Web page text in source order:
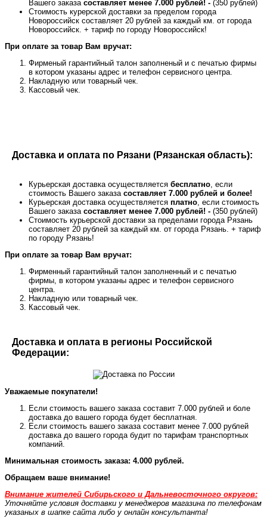
Вашего заказа составляет менее 7.000 рублей! - (350 рублей)
Стоимость курерской доставки за пределом города
Новороссийск составляет 20 рублей за каждый км. от города
Новороссийск. + тариф по городу Новороссийск!
При оплате за товар Вам вручат:
Фирменый гарантийный талон заполненый и с печатью фирмы
в котором указаны адрес и телефон сервисного центра.
Накладную или товарный чек.
Кассовый чек.
Доставка и оплата по Рязани (Рязанская область):
Курьерская доставка осуществляется бесплатно , если
стоимость Вашего заказа составляет 7.000 рублей и более!
Курьерская доставка осуществляется платно , если стоимость
Вашего заказа составляет менее 7.000 рублей! - (350 рублей)
Стоимость курьерской доставки за пределами города Рязань
составляет 20 рублей за каждый км. от города Рязань. + тариф
по городу Рязань!
При оплате за товар Вам вручат:
Фирменный гарантийный талон заполненный и с печатью
фирмы, в котором указаны адрес и телефон сервисного
центра.
Накладную или товарный чек.
Кассовый чек.
Доставка и оплата в регионы Российской
Федерации:
Уважаемые покупатели!
Если стоимость вашего заказа составит 7.000 рублей и боле
доставка до вашего города будет бесплатная.
Если стоимость вашего заказа составит менее 7.000 рублей
доставка до вашего города будит по тарифам транспортных
компаний.
Минимальная стоимость заказа: 4.000 рублей.
Обращаем ваше внимание!
Внимание жителей Сибирьского и Дальневосточного округов:
Уточняйте условия доставки у менеджеров магазина по телефонам
указаных в шапке сайта либо у онлайн консультанта!